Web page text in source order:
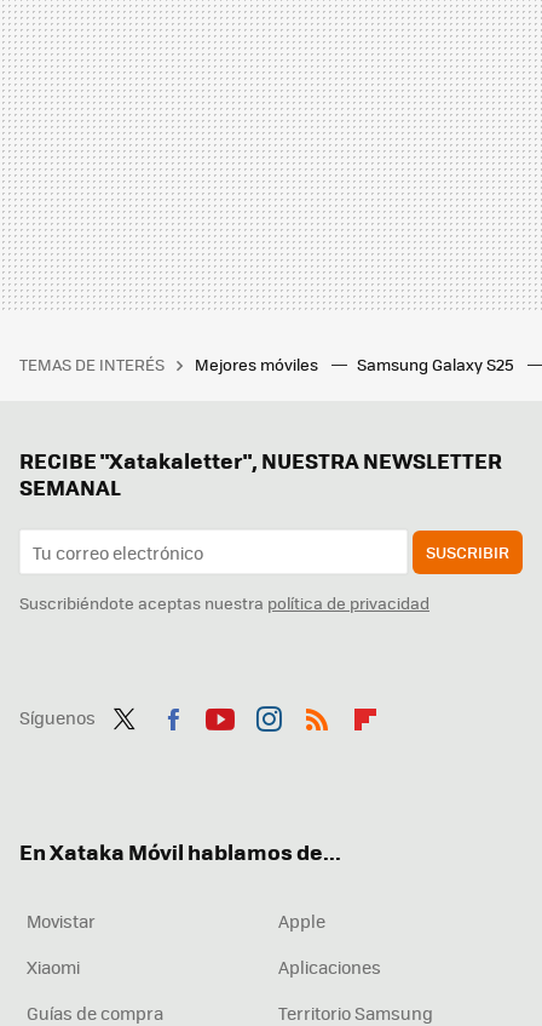
TEMAS DE INTERÉS Mejores móviles Samsung Galaxy S25
RECIBE "Xatakaletter", NUESTRA NEWSLETTER
SEMANAL
SUSCRIBIR
Suscribiéndote aceptas nuestra política de privacidad
Síguenos
En Xataka Móvil hablamos de...
Movistar
Apple
Xiaomi
Aplicaciones
Guías de compra
Territorio Samsung